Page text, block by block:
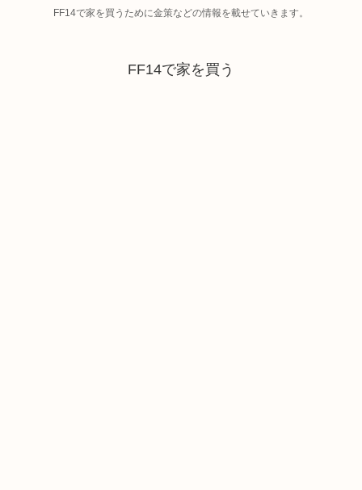
FF14で家を買うために金策などの情報を載せていきます。
FF14で家を買う